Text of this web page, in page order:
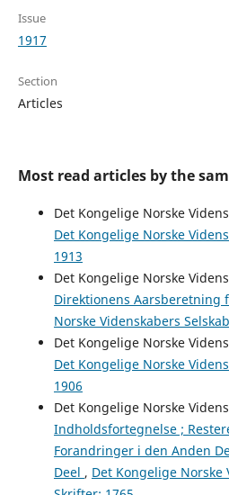
Issue
1917
Section
Articles
Most read articles by the
Det Kongelige Norske
Det Kongelige Norske
1913
Det Kongelige Norske
Direktionens Aarsberetning
Norske Videnskabers
Det Kongelige Norske
Det Kongelige Norske
1906
Det Kongelige Norske
Indholdsfortegnelse ;
Forandringer i den Anden
Deel , Det Kongelige Norske